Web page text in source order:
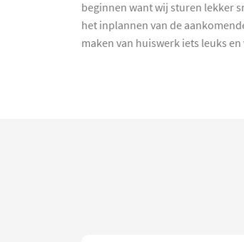
beginnen want wij sturen lekker
het inplannen van de
maken van huiswerk iets leuks